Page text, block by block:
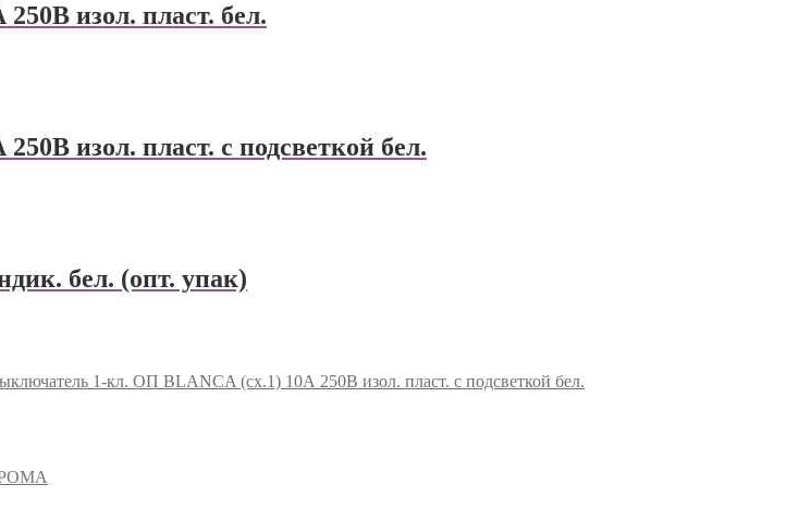
изол. пласт. бел.
изол. пласт. с подсветкой бел.
бел. (опт. упак)
1-кл. ОП BLANCA (сх.1) 10А 250В изол. пласт. с подсветкой бел.